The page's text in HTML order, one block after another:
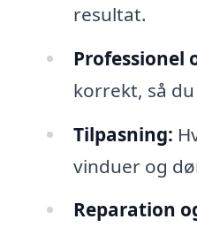
resultat.
Professionel
korrekt, så
Tilpasning:
vinduer og
Reparation